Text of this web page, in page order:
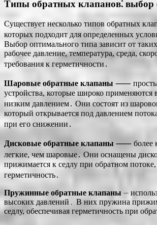
Типы обратных клапанов⁚ выбор
Существует несколько типов обратных
которых подходит для определенных
Выбор оптимального типа зависит от
рабочее давление, температура, среда,
требования к герметичности․
Шаровые обратные клапаны ⸺
устройства, которые широко применяются
низким давлением․ Они состоят из
который открывается под давлением
при его снижении․
Дисковые обратные клапаны ⸺ более
легкие, чем шаровые․ Они оснащены
прижимается к седлу при обратном потоке,
герметичность․
Пружинные обратные клапаны ⏤
высоких давлений․ В них пружина
седлу, обеспечивая герметичность при